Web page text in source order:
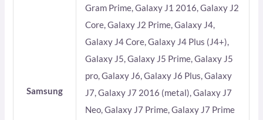
Samsung
Gram Prime, Galaxy J1 2016, Galaxy J2
Core, Galaxy J2 Prime, Galaxy J4,
Galaxy J4 Core, Galaxy J4 Plus (J4+),
Galaxy J5, Galaxy J5 Prime, Galaxy J5
pro, Galaxy J6, Galaxy J6 Plus, Galaxy
J7, Galaxy J7 2016 (metal), Galaxy J7
Neo, Galaxy J7 Prime, Galaxy J7 Prime